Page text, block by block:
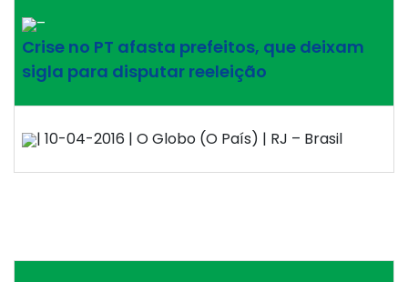
–
Crise no PT afasta prefeitos, que deixam
sigla para disputar reeleição
| 10-04-2016 | O Globo (O País) | RJ – Brasil